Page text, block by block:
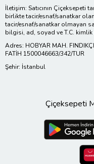
İletişim: Satıcının
birlikte tacir/esnaf/sanatkar
tacir/esnaf/sanatkar olmayan
bilgisi, ad, soyad ve T.C. kimlik
Adres: HOBYAR MAH.
FATİH 1500046663/342/TUR
Şehir: İstanbul
Çiçeksepeti